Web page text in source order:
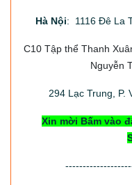
Hà Nội: 1116 Đê La
C10 Tập thể Thanh
Nguyễn
294Lạc Trung, P.
Xin mời Bấm vào